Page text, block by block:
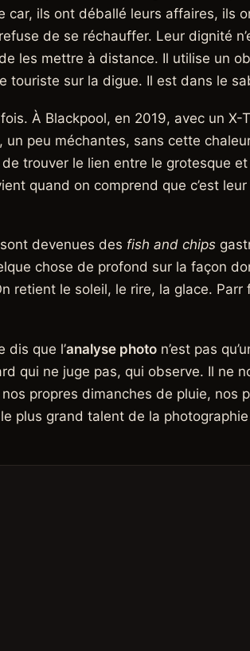
ils ont déballé leurs affaires, ils
de se réchauffer. Leur dignité
les mettre à distance. Il utilise
touriste sur la digue. Il est dans le
À Blackpool, en 2019, avec un
peu méchantes, sans cette
de trouver le lien entre le grotesque
quand on comprend que c’est
devenues des fish and chips
chose de profond sur la façon
retient le soleil, le rire, la glace.
dis que l’analyse photo n’est pas
qui ne juge pas, qui observe. Il ne
propres dimanches de pluie,
plus grand talent de la